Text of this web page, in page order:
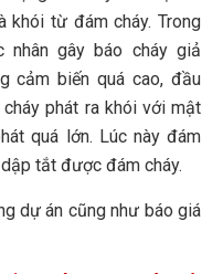
khói từ đám cháy. Trong
nhân gây báo cháy giả
cảm biến quá cao, đầu
phát ra khói với mật
quá lớn. Lúc này đám
tắt được đám cháy.
dự án cũng như báo giá